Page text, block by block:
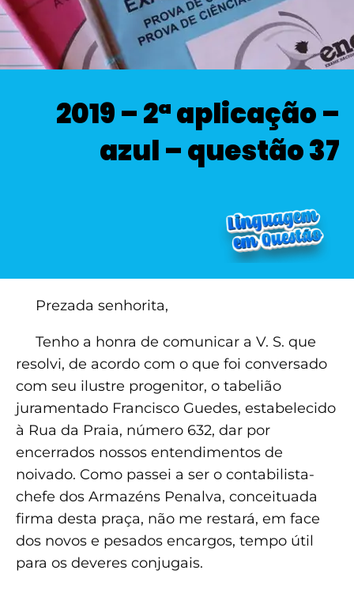
2019 – 2ª aplicação –
azul – questão 37
Prezada senhorita,
Tenho a honra de comunicar a V. S. que
resolvi, de acordo com o que foi conversado
com seu ilustre progenitor, o tabelião
juramentado Francisco Guedes, estabelecido
à Rua da Praia, número 632, dar por
encerrados nossos entendimentos de
noivado. Como passei a ser o contabilista-
chefe dos Armazéns Penalva, conceituada
firma desta praça, não me restará, em face
dos novos e pesados encargos, tempo útil
para os deveres conjugais.